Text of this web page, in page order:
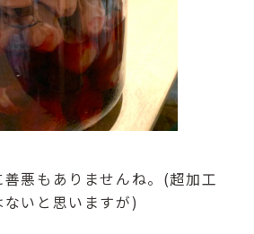
善悪もありませんね。(超加工
いと思いますが)